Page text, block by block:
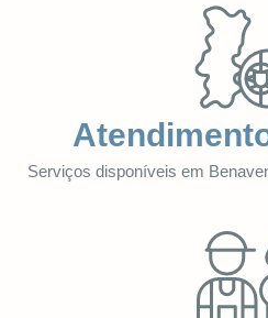
Serviços disponíveis em